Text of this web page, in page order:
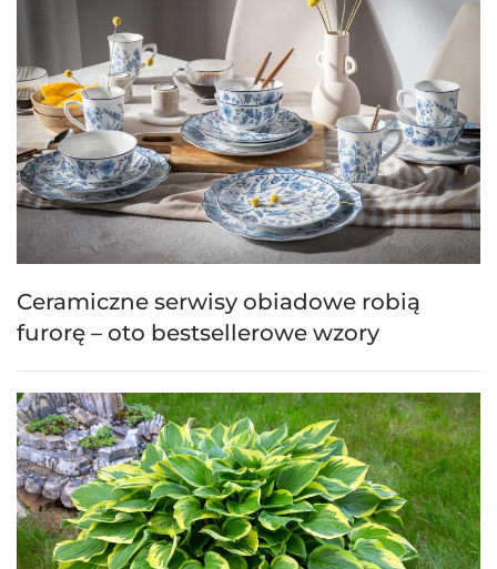
Ceramiczne serwisy obiadowe robią
furorę – oto bestsellerowe wzory